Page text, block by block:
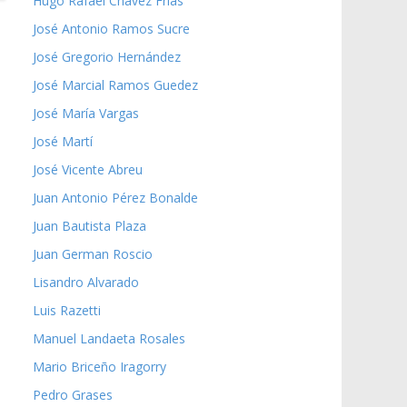
José Antonio Ramos Sucre
José Gregorio Hernández
José Marcial Ramos Guedez
José María Vargas
José Martí
José Vicente Abreu
Juan Antonio Pérez Bonalde
Juan Bautista Plaza
Juan German Roscio
Lisandro Alvarado
Luis Razetti
Manuel Landaeta Rosales
Mario Briceño Iragorry
Pedro Grases